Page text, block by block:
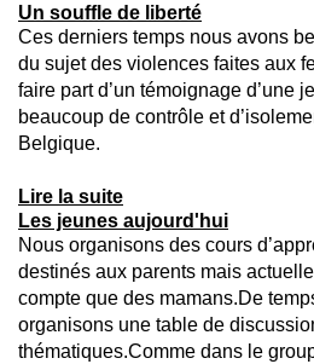
Les jeunes aujourd'hui
Nous organisons des cours
destinés aux parents mais
compte que des mamans.De
organisons une table de
thématiques.Comme dans le
Un souffle de liberté
Ces derniers temps nous avons
du sujet des violences faites aux
faire part d’un témoignage d’une
beaucoup de contrôle et
Belgique.
Lire la suite